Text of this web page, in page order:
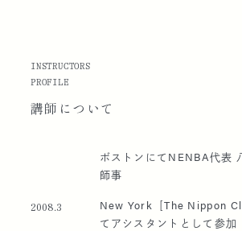
INSTRUCTORS
PROFILE
講師に ついて
ボストンにてNENBA代表
師事
2008.3
New York［The Nippon
てアシスタントとして参加